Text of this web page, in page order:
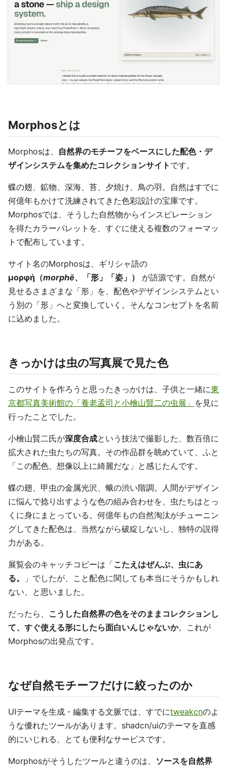
Morphosとは
Morphosは、 自然界のモチーフをベースにした配色・デ
ザインシステムを集めたコレクションサイト です。
蝶の翅、鉱物、深海、苔、夕焼け、鳥の羽。自然はすでに
何億年もかけて洗練されてきた色彩設計の宝庫です。
Morphosでは、そうした自然物からインスピレーション
を得たカラーパレットを、すぐに使える複数のフォーマッ
トで配布しています。
サイト名のMorphosは、ギリシャ語の
μορφή（morphē、「形」「姿」）
が語源です。自然が
見せるさまざまな「形」を、配色やデザインシステムとい
う別の「形」へと変換していく。そんなコンセプトを名前
に込めました。
きっかけは虫の写真展で見た色
このサイトを作ろうと思ったきっかけは、子供と一緒に東
京都写真美術館の「養老孟司と小檜山賢二の虫展」 を見に
行ったことでした。
小檜山賢二氏が深度合成という技法で撮影した、数百倍に
拡大された虫たちの写真。その作品群を眺めていて、ふと
「この配色、想像以上に綺麗だな」と感じたんです。
蝶の翅、甲虫の金属光沢、蛾の渋い階調。人間がデザイン
に悩んで捻り出すような色の組み合わせを、虫たちはとっ
くに身にまとっている。何億年もの自然淘汰がチューニン
グしてきた配色は、当然ながら破綻しないし、独特の説得
力がある。
展覧会のキャッチコピーは「こたえはぜんぶ、虫にあ
る。
」でしたが、こと配色に関しても本当にそうかもしれ
ない、と思いました。
だったら、 こうした自然界の色をそのままコレクションし
て、すぐ使える形にしたら面白いんじゃないか。これが
Morphosの出発点です。
なぜ自然モチーフだけに絞ったのか
UIテーマを生成・編集する文脈では、すでにtweakcnのよ
うな優れたツールがあります。shadcn/uiのテーマを直感
的にいじれる、とても便利なサービスです。
Morphosがそうしたツールと違うのは、 ソースを自然界